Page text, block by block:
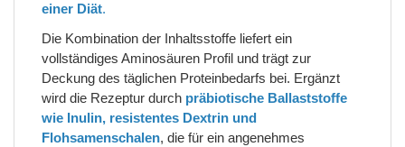
einer Diät.
Die Kombination der Inhaltsstoffe liefert ein
vollständiges Aminosäuren Profil und trägt zur
Deckung des täglichen Proteinbedarfs bei. Ergänzt
wird die Rezeptur durch präbiotische Ballaststoffe
wie Inulin, resistentes Dextrin und
Flohsamenschalen, die für ein angenehmes